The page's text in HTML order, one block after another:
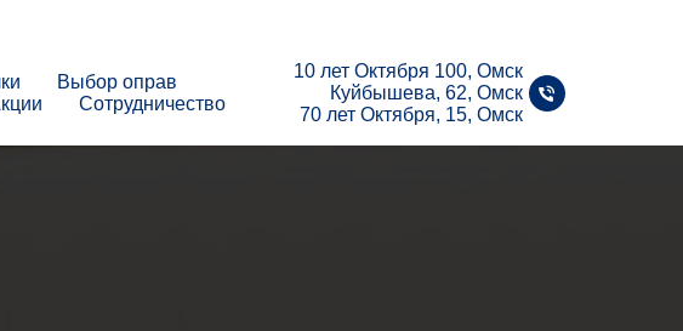
Выбор оправ
Сотрудничество
10 лет Октября 100, Омск
Куйбышева, 62, Омск
70 лет Октября, 15, Омск